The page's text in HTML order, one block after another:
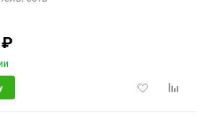
₽
Добавить